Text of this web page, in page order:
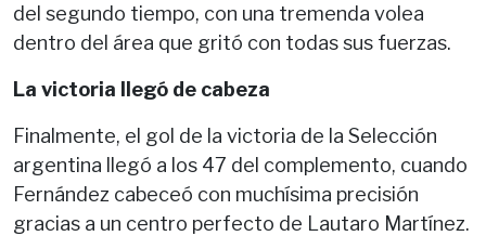
del segundo tiempo, con una tremenda volea
dentro del área que gritó con todas sus fuerzas.
La victoria llegó de cabeza
Finalmente, el gol de la victoria de la Selección
argentina llegó a los 47 del complemento, cuando
Fernández cabeceó con muchísima precisión
gracias a un centro perfecto de Lautaro Martínez.